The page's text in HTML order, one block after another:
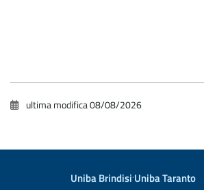
ultima modifica08/08/2026
Uniba Brindisi·Uniba Taranto